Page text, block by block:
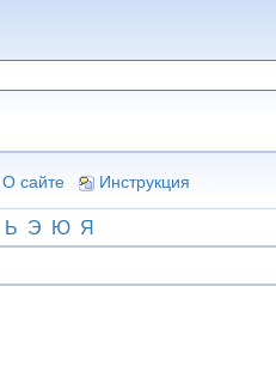
О сайте Инструкция
Ь Э Ю Я